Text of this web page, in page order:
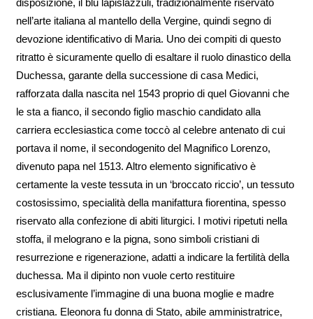
disposizione, il blu lapislazzuli, tradizionalmente riservato
nell’arte italiana al mantello della Vergine, quindi segno di
devozione identificativo di Maria. Uno dei compiti di questo
ritratto è sicuramente quello di esaltare il ruolo dinastico della
Duchessa, garante della successione di casa Medici,
rafforzata dalla nascita nel 1543 proprio di quel Giovanni che
le sta a fianco, il secondo figlio maschio candidato alla
carriera ecclesiastica come toccò al celebre antenato di cui
portava il nome, il secondogenito del Magnifico Lorenzo,
divenuto papa nel 1513. Altro elemento significativo è
certamente la veste tessuta in un ‘broccato riccio’, un tessuto
costosissimo, specialità della manifattura fiorentina, spesso
riservato alla confezione di abiti liturgici. I motivi ripetuti nella
stoffa, il melograno e la pigna, sono simboli cristiani di
resurrezione e rigenerazione, adatti a indicare la fertilità della
duchessa. Ma il dipinto non vuole certo restituire
esclusivamente l’immagine di una buona moglie e madre
cristiana. Eleonora fu donna di Stato, abile amministratrice,